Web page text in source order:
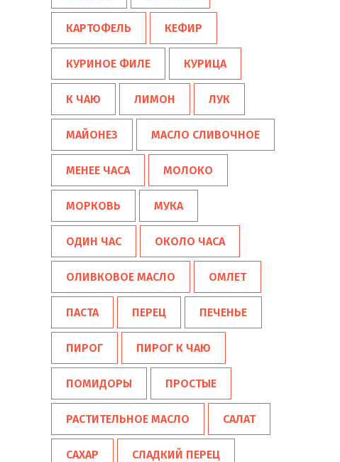
КАРТОФЕЛЬ КЕФИР
КУРИНОЕ ФИЛЕ КУРИЦА
К ЧАЮ ЛИМОН ЛУК
МАЙОНЕЗ МАСЛО СЛИВОЧНОЕ
МЕНЕЕ ЧАСА МОЛОКО
МОРКОВЬ МУКА
ОДИН ЧАС ОКОЛО ЧАСА
ОЛИВКОВОЕ МАСЛО ОМЛЕТ
ПАСТА ПЕРЕЦ ПЕЧЕНЬЕ
ПИРОГ ПИРОГ К ЧАЮ
ПОМИДОРЫ ПРОСТЫЕ
РАСТИТЕЛЬНОЕ МАСЛО САЛАТ
САХАР СЛАДКИЙ ПЕРЕЦ